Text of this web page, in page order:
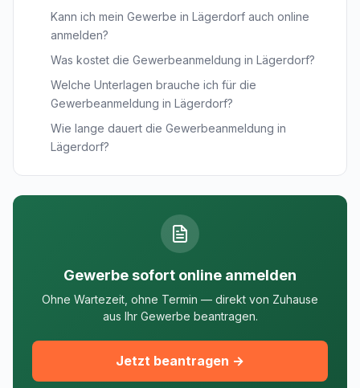
Kann ich mein Gewerbe in Lägerdorf auch online
anmelden?
Was kostet die Gewerbeanmeldung in Lägerdorf?
Welche Unterlagen brauche ich für die
Gewerbeanmeldung in Lägerdorf?
Wie lange dauert die Gewerbeanmeldung in
Lägerdorf?
Gewerbe sofort online anmelden
Ohne Wartezeit, ohne Termin — direkt von Zuhause
aus Ihr Gewerbe beantragen.
Jetzt beantragen →